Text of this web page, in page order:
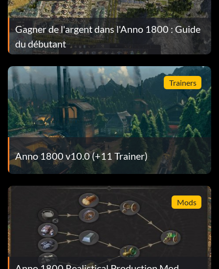
Gagner de l'argent dans l'Anno 1800 : Guide
du débutant
Trainers
Anno 1800 v10.0 (+11 Trainer)
Mods